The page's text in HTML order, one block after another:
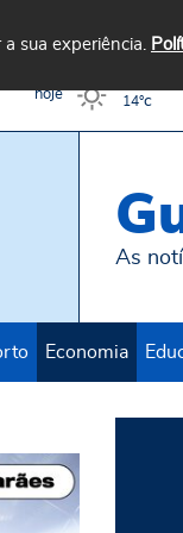
sua experiência.
Municipal
hoje 14°c
As
Economia